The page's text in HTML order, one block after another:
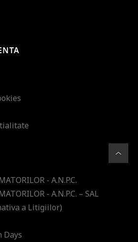
tendinte in moda!
- A.N.P.C.
- A.N.P.C. – SAL
a Litigiilor)
Days